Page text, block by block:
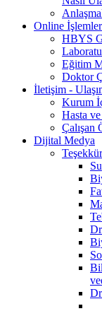
Online İşlemler
HBYS
Eğitim
Doktor
İletişim -
Kurum
Hasta
Çalışan
Dijital Medya